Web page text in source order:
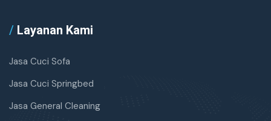
/ Layanan Kami
Jasa Cuci Sofa
Jasa Cuci Springbed
Jasa General Cleaning